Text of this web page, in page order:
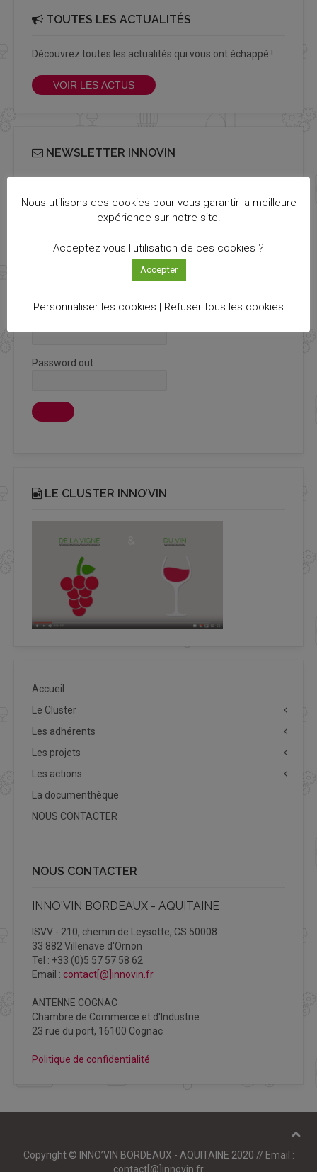
TOUTES LES ACTUALITÉS
Découvrez toutes les actualités qui vous ont échappé !
VOIR LES ACTUS
NEWSLETTER INNOVIN
S'ABONNER
CONNEXION ADHÉRENT
Password out
LE CLUSTER INNO’VIN
Accueil
Le Cluster
Les adhérents
Les projets
Les actions
La documenthèque
NOUS CONTACTER
NOUS CONTACTER
INNO'VIN BORDEAUX - AQUITAINE
ISVV - 210, chemin de Leysotte, CS 50008
33 882 Villenave d'Ornon
Tel : +33 (0)5 57 57 58 62
Email : contact[@]innovin.fr
ANTENNE COGNAC
Chambre de Commerce et d'Industrie
23 rue du port, 16100 Cognac
Politique de confidentialité
Copyright © INNO’VIN BORDEAUX - AQUITAINE 2020 // Email :
contact[@]innovin.fr
Nous utilisons des cookies pour vous garantir la meilleure
expérience sur notre site.
Acceptez vous l'utilisation de ces cookies ?
Accepter
Personnaliser les cookies | Refuser tous les cookies